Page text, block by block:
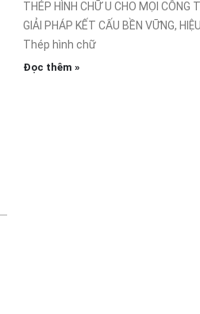
THÉP HÌNH CHỮ U CHO MỌI CÔNG
GIẢI PHÁP KẾT CẤU BỀN VỮNG,
Thép hình chữ
Đọc thêm »